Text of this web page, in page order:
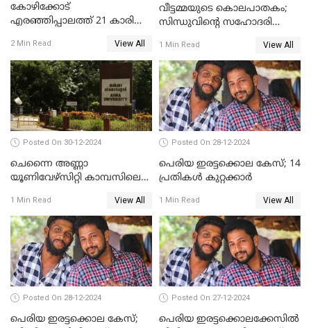
കോഴിക്കോട്
എരഞ്ഞിപ്പാലത്ത് 21 കാരി
കൂടുതൽ അന്വേഷണത്തിന്
പൊലീസ്
2 Min Read View All
വീട്ടമ്മയുടെ കൊലപാതകം;
സിന്ധുവിന്റെ സഹോദരി
1 Min Read View All
Posted On 30-12-2024
ചെന്നൈ അണ്ണാ
യൂണിവേഴ്‌സിറ്റി കാമ്പസിലെ
കമ്മീഷന്‍ ഇന്ന്
യൂണിവേഴ്‌സിറ്റിയിലെത്തും
1 Min Read View All
Posted On 28-12-2024
പെരിയ ഇരട്ടക്കൊല കേസ്; 14
പ്രതികള്‍ കുറ്റക്കാര്‍
1 Min Read View All
Posted On 28-12-2024
പെരിയ ഇരട്ടക്കൊല കേസ്;
Posted On 27-12-2024
പെരിയ ഇരട്ടക്കൊലക്കേസില്‍